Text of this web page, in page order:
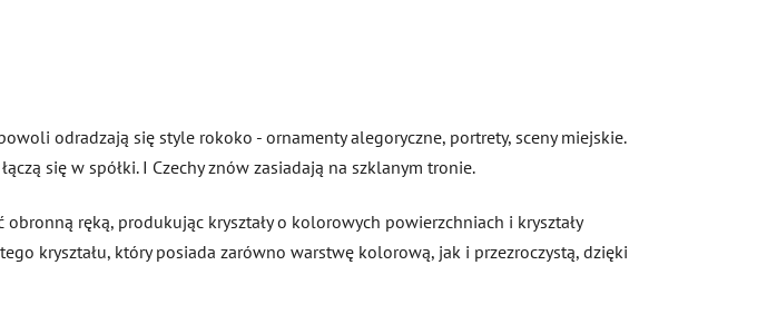
odradzają się style rokoko - ornamenty alegoryczne, portrety, sceny miejskie.
się w spółki. I Czechy znów zasiadają na szklanym tronie.
ręką, produkując kryształy o kolorowych powierzchniach i kryształy
kryształu, który posiada zarówno warstwę kolorową, jak i przezroczystą, dzięki